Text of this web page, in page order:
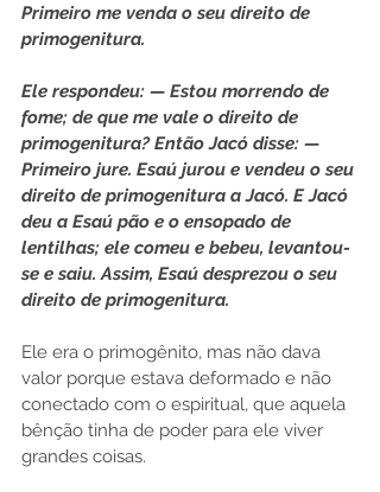
Primeiro me venda o seu direito de
primogenitura.
Ele respondeu: — Estou morrendo de
fome; de que me vale o direito de
primogenitura? Então Jacó disse: —
Primeiro jure. Esaú jurou e vendeu o seu
direito de primogenitura a Jacó. E Jacó
deu a Esaú pão e o ensopado de
lentilhas; ele comeu e bebeu, levantou-
se e saiu. Assim, Esaú desprezou o seu
direito de primogenitura.
Ele era o primogênito, mas não dava
valor porque estava deformado e não
conectado com o espiritual, que aquela
bênção tinha de poder para ele viver
grandes coisas.